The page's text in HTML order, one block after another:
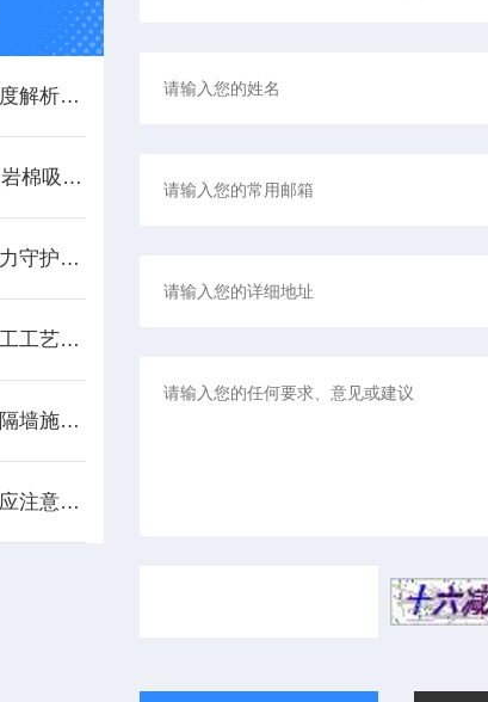
从工艺到性能：深度解析铝天花吸音板的结构优势与应用场景
2026如何科学选择岩棉吸音板：性能参数、安装工艺与场景适配
玻纤复合吸音板致力守护宁静资源
穿孔吸音板墙面施工工艺详解
铝穿孔吸音板吊顶隔墙施工工艺
选择吸音软包板时应注意以下几点